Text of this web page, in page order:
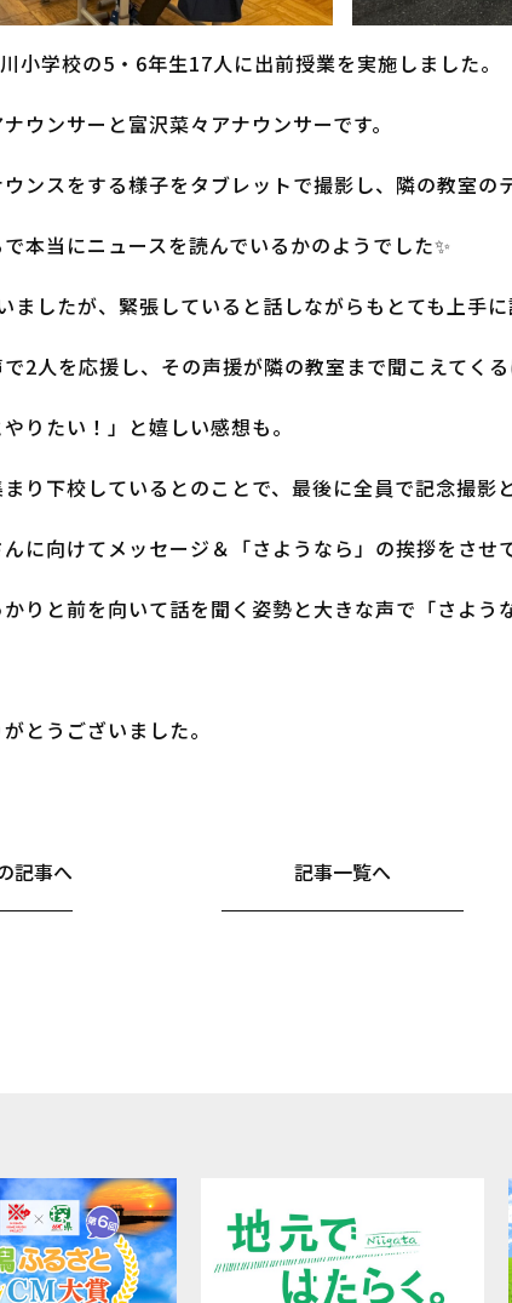
小学校の5・6年生17人に出前授業を実施しました。
ウンサーと富沢菜々アナウンサーです。
ンスをする様子をタブレットで撮影し、隣の教室の
本当にニュースを読んでいるかのようでした✨
ましたが、緊張していると話しながらもとても上手に
2人を応援し、その声援が隣の教室まで聞こえてくる
りたい！」と嬉しい感想も。
り下校しているとのことで、最後に全員で記念撮影
に向けてメッセージ＆「さようなら」の挨拶をさせ
りと前を向いて話を聞く姿勢と大きな声で「さよう
とうございました。
記事へ 記事一覧へ